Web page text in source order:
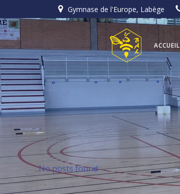
au
contenu
Gymnase de l'Europe, Labège
ACCUEIL
No posts found